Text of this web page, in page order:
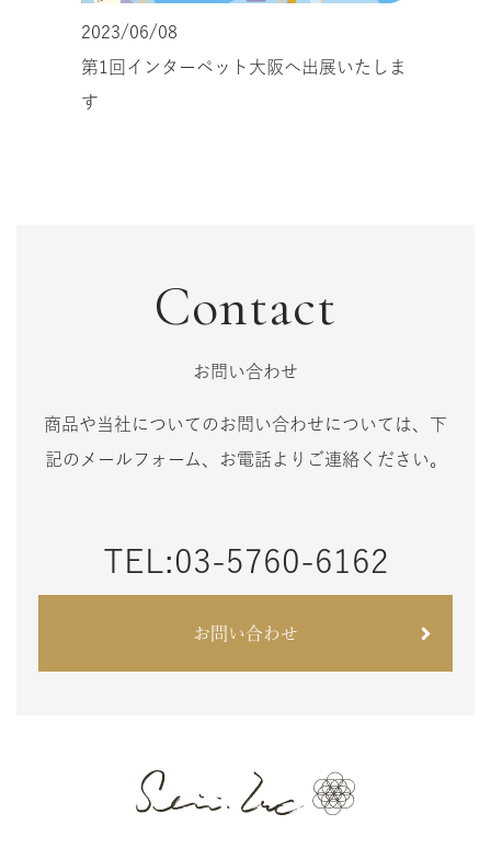
2023/06/08
第1回インターペット大阪へ出展いたしま
す
Contact
お問い合わせ
商品や当社についてのお問い合わせについては、下
記のメールフォーム、お電話よりご連絡ください。
TEL:03-5760-6162
お問い合わせ